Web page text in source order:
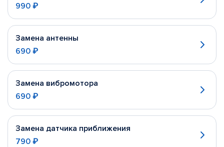
990 ₽
Замена антенны
690 ₽
Замена вибромотора
690 ₽
Замена датчика приближения
790 ₽